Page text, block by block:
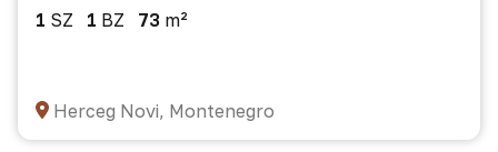
1 SZ 1 BZ 73 m²
Herceg Novi, Montenegro